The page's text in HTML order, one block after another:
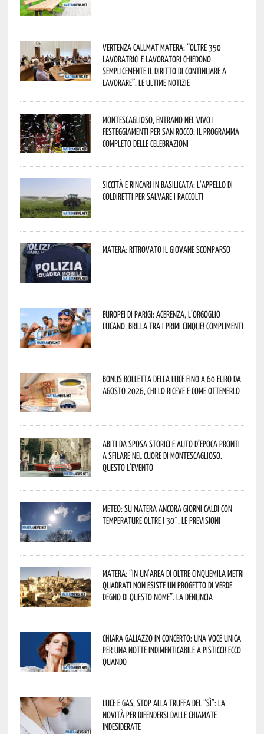
Vertenza CallMat Matera: “Oltre 350
lavoratrici e lavoratori chiedono
semplicemente il diritto di continuare a
lavorare”. Le ultime notizie
Montescaglioso, entrano nel vivo i
festeggiamenti per San Rocco: il programma
completo delle celebrazioni
Siccità e rincari in Basilicata: l’appello di
Coldiretti per salvare i raccolti
Matera: ritrovato il giovane scomparso
Europei di Parigi: Acerenza, l’orgoglio
lucano, brilla tra i primi cinque! Complimenti
Bonus bolletta della luce fino a 60 euro da
agosto 2026, chi lo riceve e come ottenerlo
Abiti da sposa storici e auto d’epoca pronti
a sfilare nel cuore di Montescaglioso.
Questo l’evento
Meteo: su Matera ancora giorni caldi con
temperature oltre i 30°. Le previsioni
Matera: “In un’area di oltre cinquemila metri
quadrati non esiste un progetto di verde
degno di questo nome”. La denuncia
Chiara Galiazzo in concerto: una voce unica
per una notte indimenticabile a Pisticci! Ecco
quando
Luce e gas, stop alla truffa del “Sì”: la
novità per difendersi dalle chiamate
indesiderate